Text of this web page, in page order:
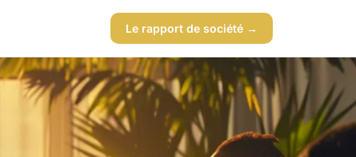
Le rapport de société →